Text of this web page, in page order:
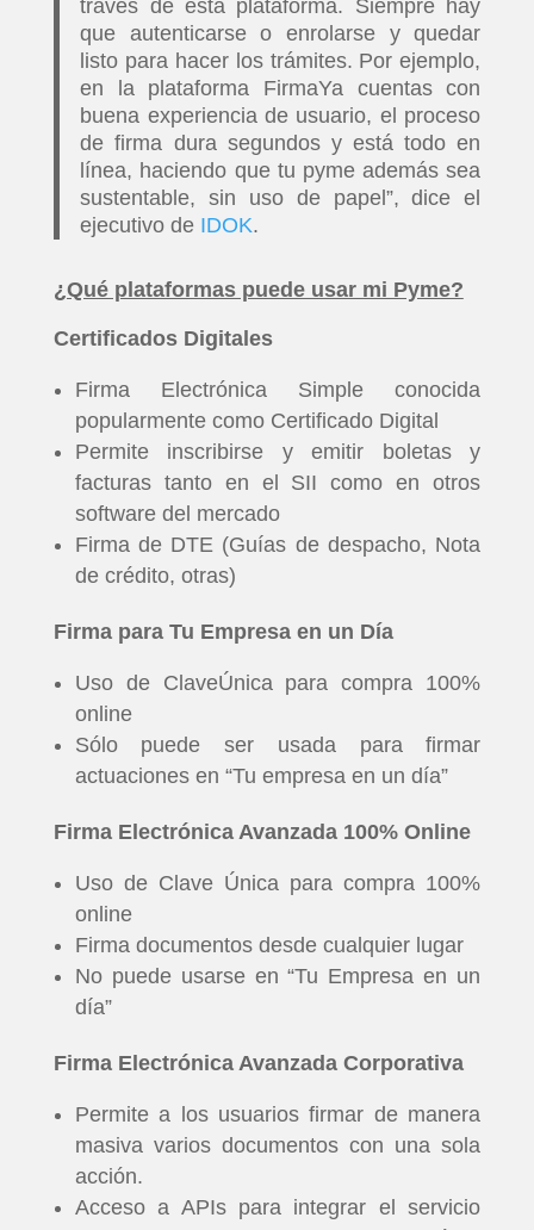
través de esta plataforma. Siempre hay
que autenticarse o enrolarse y quedar
listo para hacer los trámites. Por ejemplo,
en la plataforma FirmaYa cuentas con
buena experiencia de usuario, el proceso
de firma dura segundos y está todo en
línea, haciendo que tu pyme además sea
sustentable, sin uso de papel”, dice el
ejecutivo de IDOK.
¿Qué plataformas puede usar mi Pyme?
Certificados Digitales
Firma Electrónica Simple conocida
popularmente como Certificado Digital
Permite inscribirse y emitir boletas y
facturas tanto en el SII como en otros
software del mercado
Firma de DTE (Guías de despacho, Nota
de crédito, otras)
Firma para Tu Empresa en un Día
Uso de ClaveÚnica para compra 100%
online
Sólo puede ser usada para firmar
actuaciones en “Tu empresa en un día”
Firma Electrónica Avanzada 100% Online
Uso de Clave Única para compra 100%
online
Firma documentos desde cualquier lugar
No puede usarse en “Tu Empresa en un
día”
Firma Electrónica Avanzada Corporativa
Permite a los usuarios firmar de manera
masiva varios documentos con una sola
acción.
Acceso a APIs para integrar el servicio